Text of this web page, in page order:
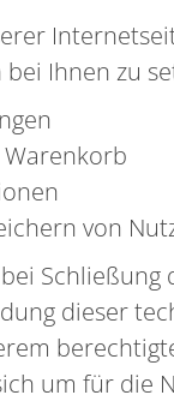
Ihnen zu
von
dieser
um für die